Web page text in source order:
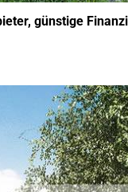
günstige